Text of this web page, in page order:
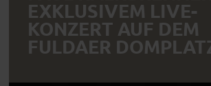
EXKLUSIVEM LIVE-
KONZERT AUF DEM
FULDAER